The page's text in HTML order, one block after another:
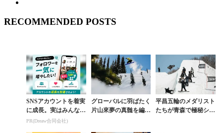
RECOMMENDED POSTS
SNSアカウントを着実
に成長。実はみんなコ
コ使ってます。
PR(Dreaw合同会社)
グローバルに羽ばたく
片山來夢の真髄を編集
平昌五輪のメダリスト
たちが青森で極秘シュ